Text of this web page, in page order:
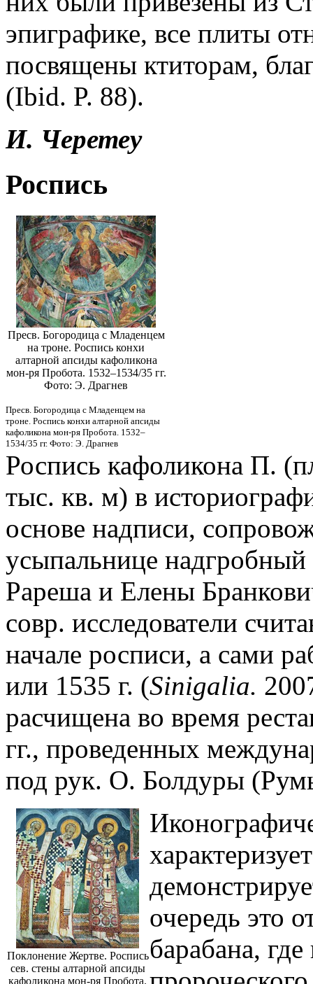
эпиграфике, все плиты
посвящены ктиторам,
(Ibid. P. 88).
И. Черетеу
Роспись
Пресв. Богородица с Младенцем
на троне. Роспись конхи
алтарной апсиды кафоликона
мон-ря Пробота. 1532–1534/35 гг.
Фото: Э. Драгнев
Пресв. Богородица с Младенцем на
троне. Роспись конхи алтарной апсиды
кафоликона мон-ря Пробота. 1532–
1534/35 гг. Фото: Э. Драгнев
Роспись кафоликона П.
тыс. кв. м) в
основе надписи,
усыпальнице
Рареша и Елены
совр. исследователи
начале росписи, а сами
или 1535 г. (Sinigalia.
расчищена во время
гг., проведенных
под рук. О. Болдуры
Поклонение Жертве. Роспись
сев. стены алтарной апсиды
кафоликона мон-ря Пробота.
очередь это
барабана,